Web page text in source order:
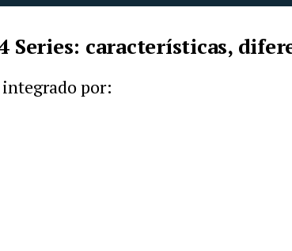
Series: características,
por: